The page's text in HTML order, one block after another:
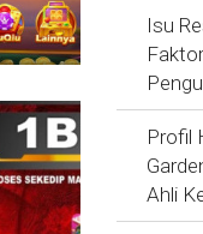
Isu
Profil
Ahli